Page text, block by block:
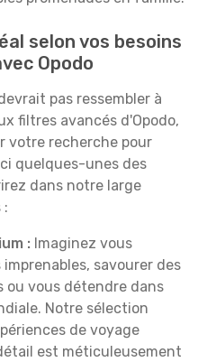
selon vos besoins
Opodo
pas ressembler à
filtres avancés d'Opodo,
votre recherche pour
quelques-unes des
dans notre large
:
: Imaginez vous
savourer des
ou vous détendre dans
Notre sélection
de voyage
est méticuleusement